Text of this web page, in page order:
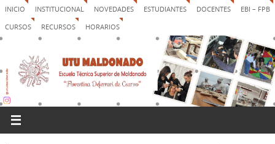
INICIO INSTITUCIONAL NOVEDADES ESTUDIANTES DOCENTES
EBI – FPB
CURSOS
RECURSOS HORARIOS